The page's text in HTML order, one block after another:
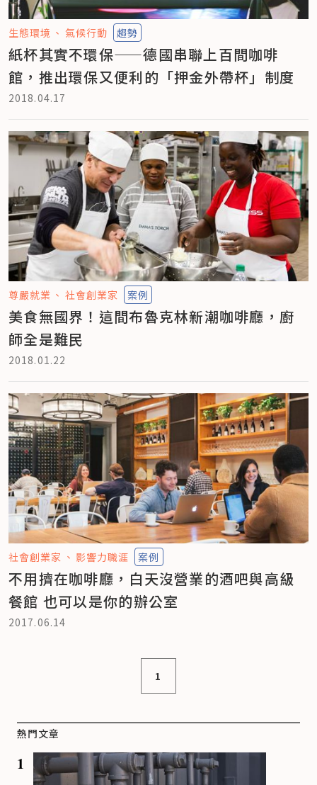
生態環境 氣候行動 趨勢
紙杯其實不環保——德國串聯上百間咖啡
館，推出環保又便利的「押金外帶杯」制度
2018.04.17
尊嚴就業 社會創業家 案例
美食無國界！這間布魯克林新潮咖啡廳，廚
師全是難民
2018.01.22
社會創業家 影響力職涯 案例
不用擠在咖啡廳，白天沒營業的酒吧與高級
餐館 也可以是你的辦公室
2017.06.14
1
熱門文章
1